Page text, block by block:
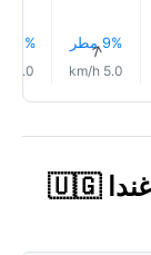
9% مطر↑
5.0 km/h
11% مطر
5.0 km/h
مؤشر جودة الهواء in Kira, أوغندا 🇺🇬